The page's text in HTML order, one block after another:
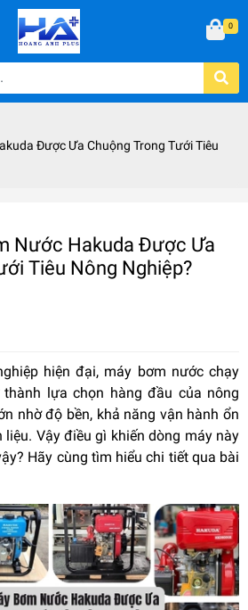
0
Được Ưa Chuộng Trong Tưới Tiêu
Nước Hakuda Được Ưa
Tiêu Nông Nghiệp?
hiện đại, máy bơm nước chạy
lựa chọn hàng đầu của nông
nhờ độ bền, khả năng vận hành ổn
Vậy điều gì khiến dòng máy này
Hãy cùng tìm hiểu chi tiết qua bài